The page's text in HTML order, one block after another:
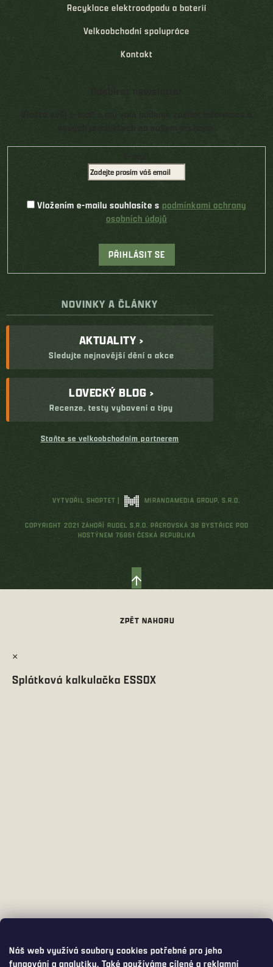
Náš web využívá soubory cookies potřebné pro jeho
fungování a analytiku. Také používáme cílené a reklamní
Recyklace elektroodpadu a baterií
Velkoobchodní spolupráce
Kontakt
Vložením e-mailu souhlasíte s podmínkami ochrany
osobních údajů
PŘIHLÁSIT SE
NOVINKY A ČLÁNKY
AKTUALITY ›
Sledujte nejnovější dění a akce
LOVECKÝ BLOG ›
Recenze, testy vybavení a tipy
Staňte se velkoobchodním partnerem
VYTVOŘIL SHOPTET | MIRANDAMEDIA GROUP, S.R.O.
COPYRIGHT 2021 ZÁHOŘÍ RUDEL S.R.O. PŘEROVSKÁ 38 BYSTŘICE POD
HOSTÝNEM 76861 ČESKÁ REPUBLIKA
×
Splátková kalkulačka ESSOX